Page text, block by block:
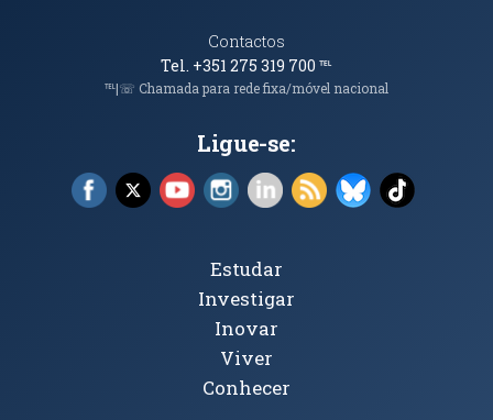
Contactos
Tel. +351 275 319 700℡
℡|☏ Chamada para rede fixa/móvel nacional
Ligue-se:
Facebook (abre em nova janela)
X (abre em nova janela)
YouTube (abre em nova janela)
Instagram (abre em nova janela)
LinkedIn (abre em nova
RSS (abre em nova
Bluesky (abre
TikTok
Tópicos Principais
Estudar
Investigar
Inovar
Viver
Conhecer